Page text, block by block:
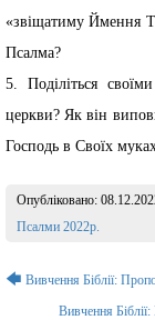
«звіщатиму Ймення
Псалма?
5. Поділіться
церкви? Як він
Господь в Своїх
Опубліковано:
Розділ:
Псалми 2022р.
Навігація
записів
🡄 Вивчення Біблії:
Вивчення